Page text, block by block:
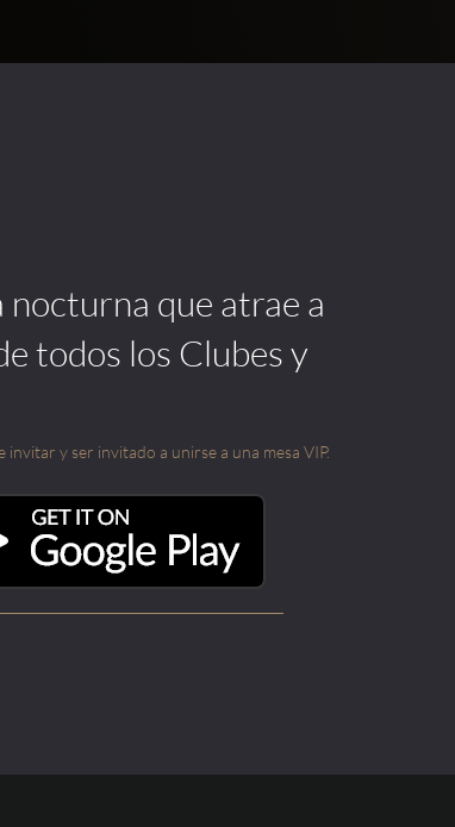
nocturna que atrae a
todos los Clubes y
invitar y ser invitado a unirse a una mesa VIP.